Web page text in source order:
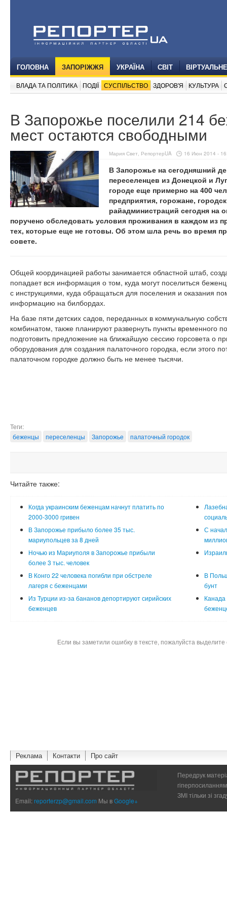
ГОЛОВНА ЗАПОРІЖЖЯ УКРАЇНА СВІТ
ВЛАДА ТА ПОЛІТИКА ПОДІЇ СУСПІЛЬСТВО ЗДОРОВ'Я КУЛЬТУРА
В Запорожье поселили 214
мест остаются свободными
Мария Свет, РепортерUA 16 Июн 2014 -
В Запорожье на сегодняшний
переселенцев из Донецкой и
городе еще примерно на 400
предприятия, горожане,
райадминистраций сегодня на
поручено обследовать условия проживания в каждом из
тех, которые еще не готовы. Об этом шла речь во время
совете.
Общей координацией работы занимается областной штаб,
попадает вся информация о том, куда могут поселиться
с инструкциями, куда обращаться для поселения и оказания
информацию на билбордах.
На базе пяти детских садов, переданных в коммунальную
комбинатом, также планируют развернуть пункты временного
подготовить предложение на ближайшую сессию горсовета о
оборудования для создания палаточного городка, если этого
палаточном городке должно быть не менее тысячи.
Теги:
беженцы
переселенцы Запорожье палаточный городок
Читайте также:
Когда украинским беженцам начнут платить по
2000-3000 гривен
В Запорожье прибыло более 35 тыс.
мариупольцев за 8 дней
С
Ночью из Мариуполя в Запорожье прибыли
более 3 тыс. человек
В Конго 22 человека погибли при обстреле
лагеря с беженцами
В
бунт
Из Турции из-за бананов депортируют сирийских
беженцев
Канада
Если вы заметили ошибку в тексте, пожалуйста
Реклама Контакти Про сайт
Email:reporterzp@gmail.com Мы вGoogle+
Передрук
ЗМІ тільки зі